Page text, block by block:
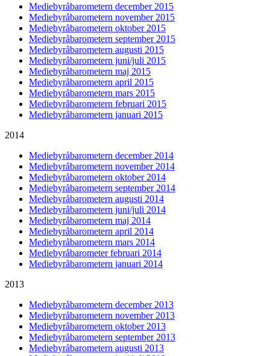
Mediebyråbarometern december 2015
Mediebyråbarometern november 2015
Mediebyråbarometern oktober 2015
Mediebyråbarometern september 2015
Mediebyråbarometern augusti 2015
Mediebyråbarometern juni/juli 2015
Mediebyråbarometern maj 2015
Mediebyråbarometern april 2015
Mediebyråbarometern mars 2015
Mediebyråbarometern februari 2015
Mediebyråbarometern januari 2015
2014
Mediebyråbarometern december 2014
Mediebyråbarometern november 2014
Mediebyråbarometern oktober 2014
Mediebyråbarometern september 2014
Mediebyråbarometern augusti 2014
Mediebyråbarometern juni/juli 2014
Mediebyråbarometern maj 2014
Mediebyråbarometern april 2014
Mediebyråbarometern mars 2014
Mediebyråbarometer februari 2014
Mediebyråbarometern januari 2014
2013
Mediebyråbarometern december 2013
Mediebyråbarometern november 2013
Mediebyråbarometern oktober 2013
Mediebyråbarometern september 2013
Mediebyråbarometern augusti 2013